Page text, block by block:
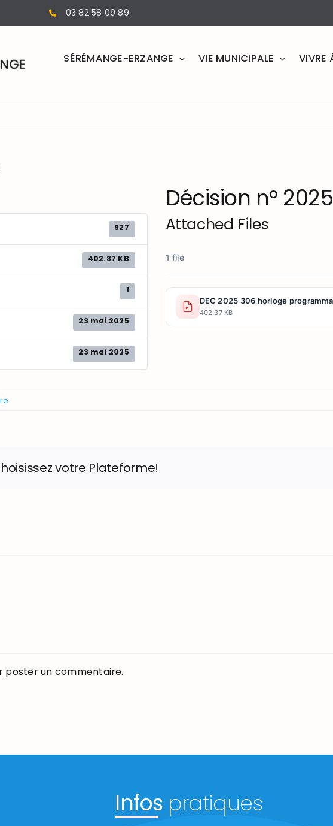
03 82 58 09 89
SÉRÉMANGE-ERZANGE VIE MUNICIPALE VIVRE
927
402.37 KB
1
23 mai 2025
23 mai 2025
Décision n°
Attached Files
1 file
DEC 2025 306 horloge
402.37 KB
votre Plateforme!
poster un commentaire.
Infos pratiques